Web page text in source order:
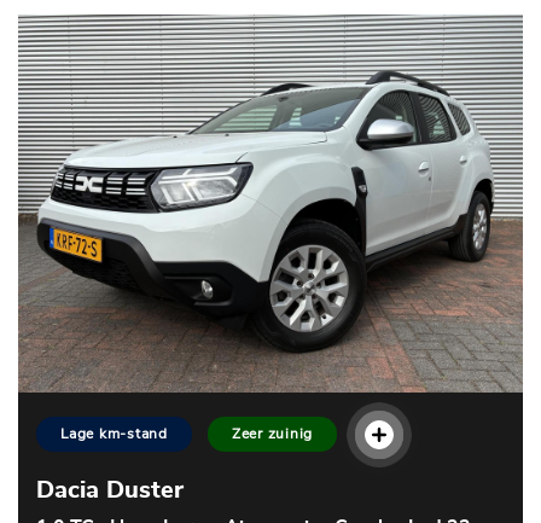
Lage km-stand Zeer zuinig
Dacia Duster